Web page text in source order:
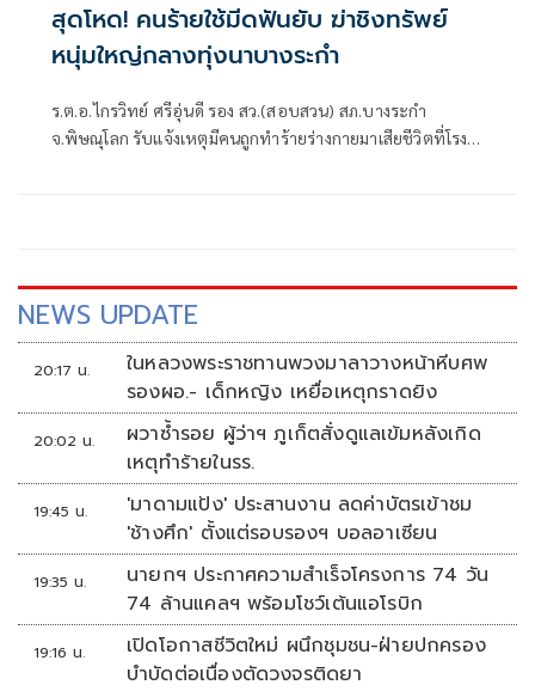
สุดโหด! คนร้ายใช้มีดฟันยับ ฆ่าชิงทรัพย์
หนุ่มใหญ่กลางทุ่งนาบางระกำ
ร.ต.อ.ไกรวิทย์ ศรีอุ่นดี รอง สว.(สอบสวน) สภ.บางระกำ
จ.พิษณุโลก รับแจ้งเหตุมีคนถูกทำร้ายร่างกายมาเสียชีวิตที่โรง
NEWS UPDATE
20:17 น.
ในหลวงพระราชทานพวงมาลาวางหน้าหีบศพ
รองผอ.- เด็กหญิง เหยื่อเหตุกราดยิง
20:02 น.
ผวาซ้ำรอย ผู้ว่าฯ ภูเก็ตสั่งดูแลเข้มหลังเกิด
เหตุทำร้ายในรร.
19:45 น.
'มาดามแป้ง' ประสานงาน ลดค่าบัตรเข้าชม
'ช้างศึก' ตั้งแต่รอบรองฯ บอลอาเซียน
19:35 น.
นายกฯ ประกาศความสำเร็จโครงการ 74 วัน
74 ล้านแคลฯ พร้อมโชว์เต้นแอโรบิก
19:16 น.
เปิดโอกาสชีวิตใหม่ ผนึกชุมชน-ฝ่ายปกครอง
บำบัดต่อเนื่องตัดวงจรติดยา